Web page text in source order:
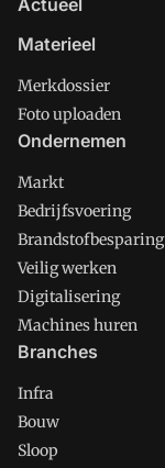
Actueel
Materieel
Merkdossier
Foto uploaden
Ondernemen
Markt
Bedrijfsvoering
Brandstofbesparing
Veilig werken
Digitalisering
Machines huren
Branches
Infra
Bouw
Sloop